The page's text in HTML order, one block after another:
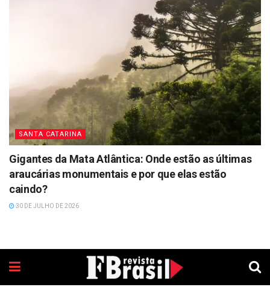
SANTA CATARINA
Gigantes da Mata Atlântica: Onde estão as últimas
araucárias monumentais e por que elas estão
caindo?
30 DE JULHO DE 2026